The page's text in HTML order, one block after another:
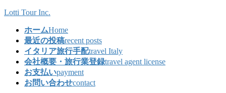
コ
ナ
Lotti Tour Inc.
ホームHome
最近の投稿recent posts
イタリア旅行手配travel Italy
会社概要・旅行業登録travel agent license
お支払いpayment
お問い合わせcontact